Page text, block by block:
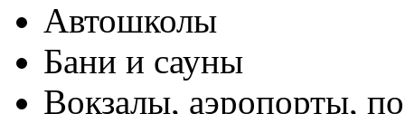
Автошколы
Бани и сауны
Вокзалы, аэропорты,